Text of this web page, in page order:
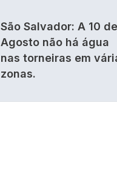
São Salvador: A 10 de
Agosto não há água
nas torneiras em
zonas.